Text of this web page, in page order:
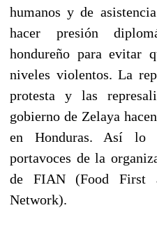
humanos y de
hacer presión
hondureño para evitar
niveles violentos. La
protesta y las
gobierno de Zelaya
en Honduras. Así lo
portavoces de la
de FIAN (Food First
Network).